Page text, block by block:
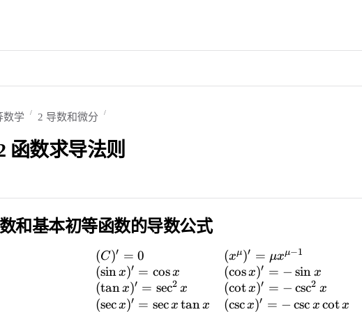
数学 2 导数和微分
函数求导法则
和基本初等函数的导数公式
(C)′ = 0
(sinx)′ = cosx
(tanx)′ = sec2 x
(secx)′ = secx tanx
(xμ)′ = μxμ−1
(cosx)′ = − sin x
(cotx)′ = − csc2 x
(cscx)′ = − csc x cotx